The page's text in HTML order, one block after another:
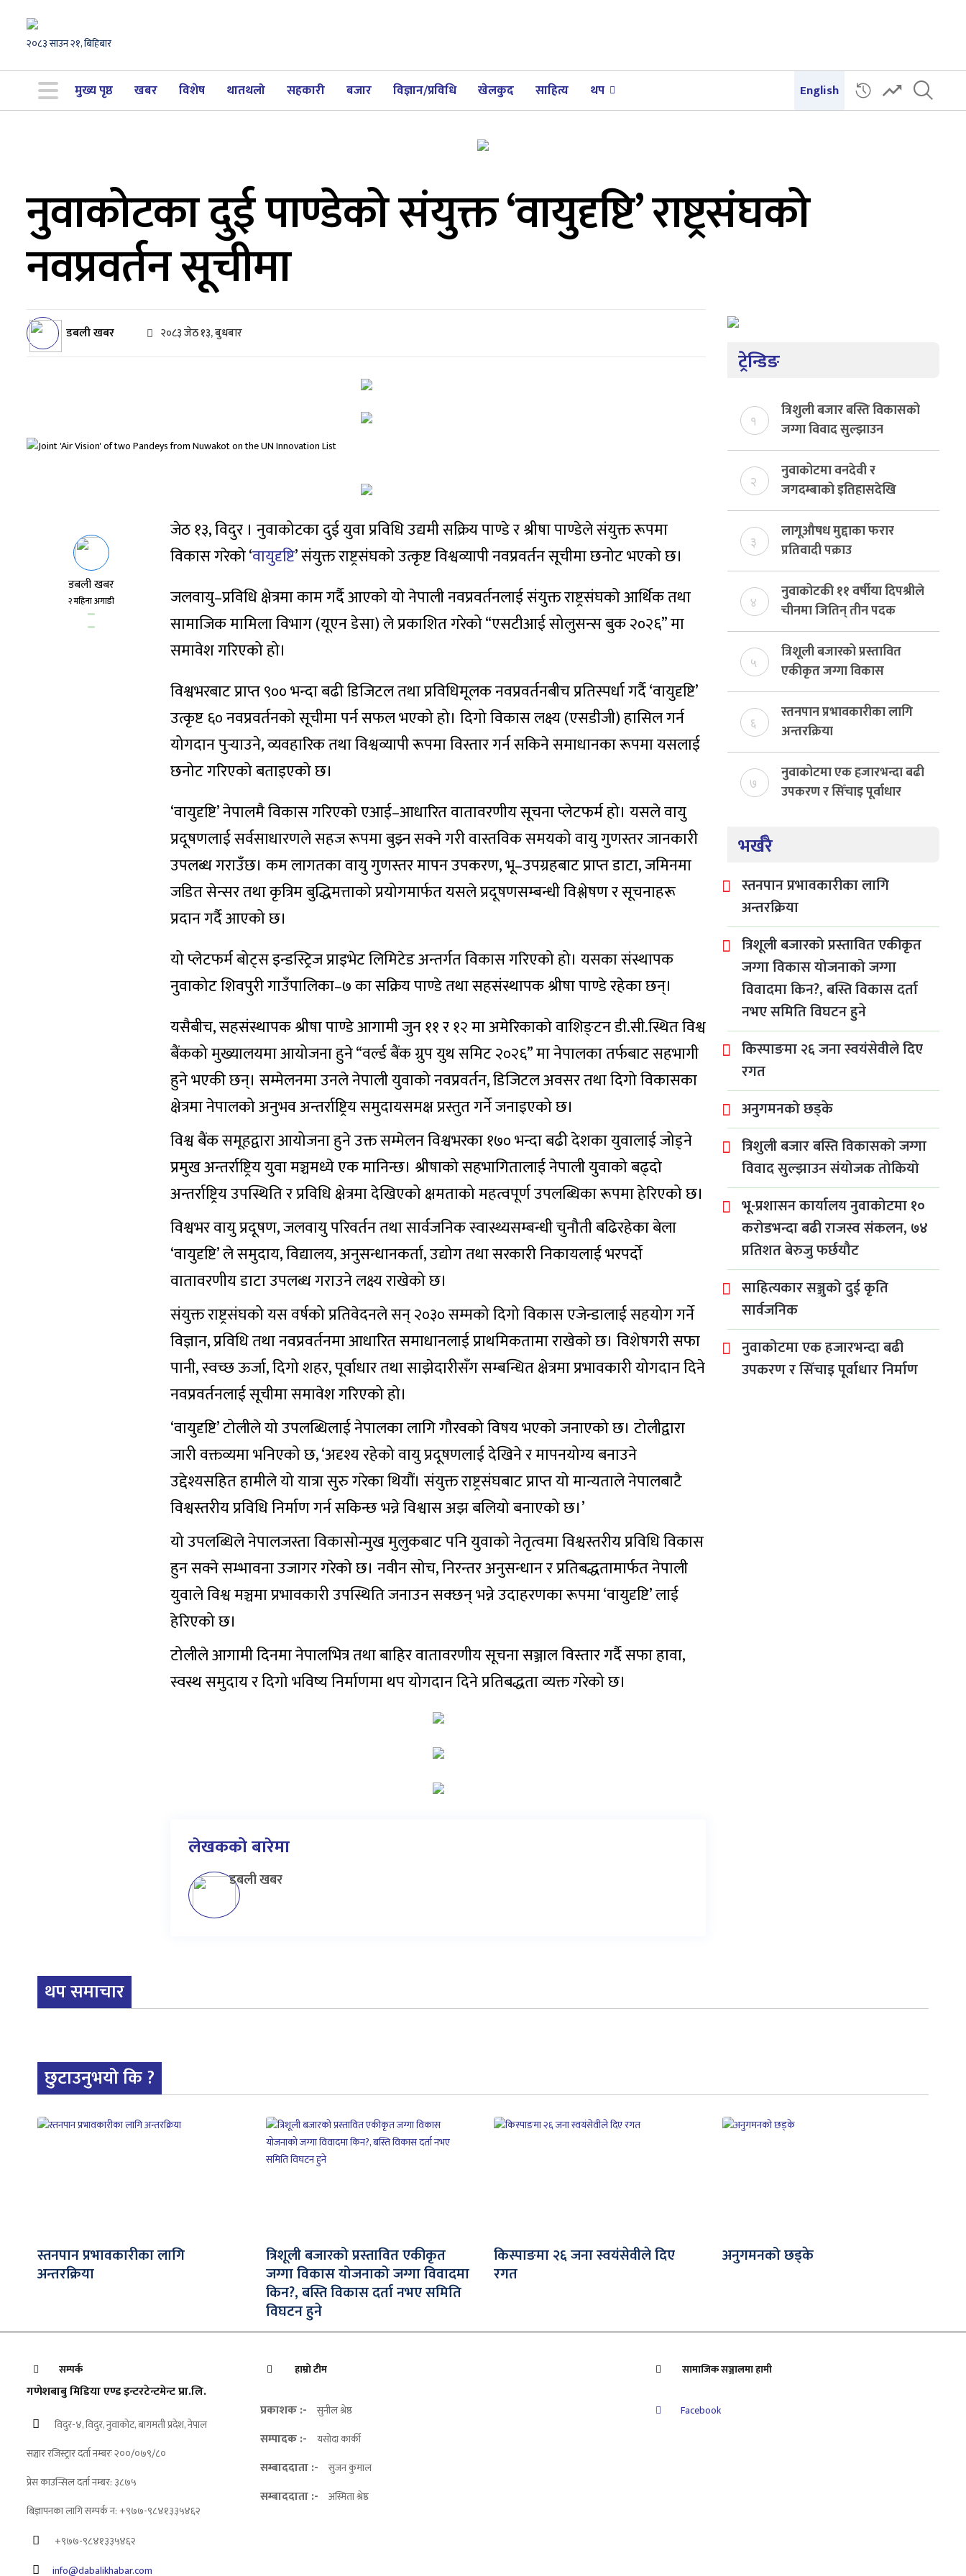
२०८३ साउन २१, बिहिबार
मुख्य पृष्ठ खबर विशेष थातथलो सहकारी बजार विज्ञान/प्रविधि खेलकुद साहित्य थप English
नुवाकोटका दुई पाण्डेको संयुक्त ‘वायुदृष्टि’ राष्ट्रसंघको
नवप्रवर्तन सूचीमा
डबली खबर २०८३ जेठ १३, बुधबार
डबली खबर
२ महिना अगाडी
जेठ १३, विदुर । नुवाकोटका दुई युवा प्रविधि उद्यमी सक्रिय पाण्डे र श्रीषा पाण्डेले संयुक्त रूपमा
विकास गरेको ‘वायुदृष्टि’ संयुक्त राष्ट्रसंघको उत्कृष्ट विश्वव्यापी नवप्रवर्तन सूचीमा छनोट भएको छ।
जलवायु–प्रविधि क्षेत्रमा काम गर्दै आएको यो नेपाली नवप्रवर्तनलाई संयुक्त राष्ट्रसंघको आर्थिक तथा
सामाजिक मामिला विभाग (यूएन डेसा) ले प्रकाशित गरेको “एसटीआई सोलुसन्स बुक २०२६” मा
समावेश गरिएको हो।
विश्वभरबाट प्राप्त ९०० भन्दा बढी डिजिटल तथा प्रविधिमूलक नवप्रवर्तनबीच प्रतिस्पर्धा गर्दै ‘वायुदृष्टि’
उत्कृष्ट ६० नवप्रवर्तनको सूचीमा पर्न सफल भएको हो। दिगो विकास लक्ष्य (एसडीजी) हासिल गर्न
योगदान पुर्‍याउने, व्यवहारिक तथा विश्वव्यापी रूपमा विस्तार गर्न सकिने समाधानका रूपमा यसलाई
छनोट गरिएको बताइएको छ।
‘वायुदृष्टि’ नेपालमै विकास गरिएको एआई–आधारित वातावरणीय सूचना प्लेटफर्म हो। यसले वायु
प्रदूषणलाई सर्वसाधारणले सहज रूपमा बुझ्न सक्ने गरी वास्तविक समयको वायु गुणस्तर जानकारी
उपलब्ध गराउँछ। कम लागतका वायु गुणस्तर मापन उपकरण, भू–उपग्रहबाट प्राप्त डाटा, जमिनमा
जडित सेन्सर तथा कृत्रिम बुद्धिमत्ताको प्रयोगमार्फत यसले प्रदूषणसम्बन्धी विश्लेषण र सूचनाहरू
प्रदान गर्दै आएको छ।
यो प्लेटफर्म बोट्स इन्डस्ट्रिज प्राइभेट लिमिटेड अन्तर्गत विकास गरिएको हो। यसका संस्थापक
नुवाकोट शिवपुरी गाउँपालिका–७ का सक्रिय पाण्डे तथा सहसंस्थापक श्रीषा पाण्डे रहेका छन्।
यसैबीच, सहसंस्थापक श्रीषा पाण्डे आगामी जुन ११ र १२ मा अमेरिकाको वाशिङ्टन डी.सी.स्थित विश्व
बैंकको मुख्यालयमा आयोजना हुने “वर्ल्ड बैंक ग्रुप युथ समिट २०२६” मा नेपालका तर्फबाट सहभागी
हुने भएकी छन्। सम्मेलनमा उनले नेपाली युवाको नवप्रवर्तन, डिजिटल अवसर तथा दिगो विकासका
क्षेत्रमा नेपालको अनुभव अन्तर्राष्ट्रिय समुदायसमक्ष प्रस्तुत गर्ने जनाइएको छ।
विश्व बैंक समूहद्वारा आयोजना हुने उक्त सम्मेलन विश्वभरका १७० भन्दा बढी देशका युवालाई जोड्ने
प्रमुख अन्तर्राष्ट्रिय युवा मञ्चमध्ये एक मानिन्छ। श्रीषाको सहभागितालाई नेपाली युवाको बढ्दो
अन्तर्राष्ट्रिय उपस्थिति र प्रविधि क्षेत्रमा देखिएको क्षमताको महत्वपूर्ण उपलब्धिका रूपमा हेरिएको छ।
विश्वभर वायु प्रदूषण, जलवायु परिवर्तन तथा सार्वजनिक स्वास्थ्यसम्बन्धी चुनौती बढिरहेका बेला
‘वायुदृष्टि’ ले समुदाय, विद्यालय, अनुसन्धानकर्ता, उद्योग तथा सरकारी निकायलाई भरपर्दो
वातावरणीय डाटा उपलब्ध गराउने लक्ष्य राखेको छ।
संयुक्त राष्ट्रसंघको यस वर्षको प्रतिवेदनले सन् २०३० सम्मको दिगो विकास एजेन्डालाई सहयोग गर्ने
विज्ञान, प्रविधि तथा नवप्रवर्तनमा आधारित समाधानलाई प्राथमिकतामा राखेको छ। विशेषगरी सफा
पानी, स्वच्छ ऊर्जा, दिगो शहर, पूर्वाधार तथा साझेदारीसँग सम्बन्धित क्षेत्रमा प्रभावकारी योगदान दिने
नवप्रवर्तनलाई सूचीमा समावेश गरिएको हो।
‘वायुदृष्टि’ टोलीले यो उपलब्धिलाई नेपालका लागि गौरवको विषय भएको जनाएको छ। टोलीद्वारा
जारी वक्तव्यमा भनिएको छ, ‘अदृश्य रहेको वायु प्रदूषणलाई देखिने र मापनयोग्य बनाउने
उद्देश्यसहित हामीले यो यात्रा सुरु गरेका थियौं। संयुक्त राष्ट्रसंघबाट प्राप्त यो मान्यताले नेपालबाटै
विश्वस्तरीय प्रविधि निर्माण गर्न सकिन्छ भन्ने विश्वास अझ बलियो बनाएको छ।’
यो उपलब्धिले नेपालजस्ता विकासोन्मुख मुलुकबाट पनि युवाको नेतृत्वमा विश्वस्तरीय प्रविधि विकास
हुन सक्ने सम्भावना उजागर गरेको छ। नवीन सोच, निरन्तर अनुसन्धान र प्रतिबद्धतामार्फत नेपाली
युवाले विश्व मञ्चमा प्रभावकारी उपस्थिति जनाउन सक्छन् भन्ने उदाहरणका रूपमा ‘वायुदृष्टि’ लाई
हेरिएको छ।
टोलीले आगामी दिनमा नेपालभित्र तथा बाहिर वातावरणीय सूचना सञ्जाल विस्तार गर्दै सफा हावा,
स्वस्थ समुदाय र दिगो भविष्य निर्माणमा थप योगदान दिने प्रतिबद्धता व्यक्त गरेको छ।
लेखकको बारेमा
डबली खबर
ट्रेन्डिङ
१
त्रिशुली बजार बस्ति विकासको
जग्गा विवाद सुल्झाउन
संयोजक तोकियो
२
नुवाकोटमा वनदेवी र
जगदम्बाको इतिहासदेखि
शिवालय सिनेप्लेक्ससम्मको
यात्रा
३
लागूऔषध मुद्दाका फरार
प्रतिवादी पक्राउ
४
नुवाकोटकी ११ वर्षीया दिपश्रीले
चीनमा जितिन् तीन पदक
५
त्रिशूली बजारको प्रस्तावित
एकीकृत जग्गा विकास
योजनाको जग्गा विवादमा
किन?, बस्ति विकास दर्ता नभए
समिति विघटन हुने
६
स्तनपान प्रभावकारीका लागि
अन्तरक्रिया
७
नुवाकोटमा एक हजारभन्दा बढी
उपकरण र सिँचाइ पूर्वाधार
भर्खरै
स्तनपान प्रभावकारीका लागि
अन्तरक्रिया
त्रिशूली बजारको प्रस्तावित एकीकृत
जग्गा विकास योजनाको जग्गा
विवादमा किन?, बस्ति विकास दर्ता
नभए समिति विघटन हुने
किस्पाङमा २६ जना स्वयंसेवीले दिए
रगत
अनुगमनको छड्के
त्रिशुली बजार बस्ति विकासको जग्गा
विवाद सुल्झाउन संयोजक तोकियो
भू-प्रशासन कार्यालय नुवाकोटमा १०
करोडभन्दा बढी राजस्व संकलन, ७४
प्रतिशत बेरुजु फर्छयौट
साहित्यकार सञ्जुको दुई कृति
सार्वजनिक
नुवाकोटमा एक हजारभन्दा बढी
उपकरण र सिँचाइ पूर्वाधार निर्माण
थप समाचार
छुटाउनुभयो कि ?
स्तनपान प्रभावकारीका लागि
अन्तरक्रिया
त्रिशूली बजारको प्रस्तावित एकीकृत
जग्गा विकास योजनाको जग्गा विवादमा
किन?, बस्ति विकास दर्ता नभए समिति
विघटन हुने
किस्पाङमा २६ जना स्वयंसेवीले दिए
रगत
अनुगमनको छड्के
सम्पर्क
गणेशबाबु मिडिया एण्ड इन्टरटेन्टमेन्ट प्रा.लि.
विदुर-४, विदुर, नुवाकोट, बागमती प्रदेश, नेपाल
सञ्चार रजिस्ट्रार दर्ता नम्बरः २००/०७९/८०
प्रेस काउन्सिल दर्ता नम्बर: ३८७५
बिज्ञापनका लागि सम्पर्क न: +९७७-९८४१३३५४६२
+९७७-९८४१३३५४६२
info@dabalikhabar.com
हाम्रो टीम
प्रकाशक :- सुनील श्रेष्ठ
सम्पादक :- यसोदा कार्की
सम्बाददाता :- सुजन कुमाल
सम्बाददाता :- अस्मिता श्रेष्ठ
सामाजिक सञ्जालमा हामी
Facebook